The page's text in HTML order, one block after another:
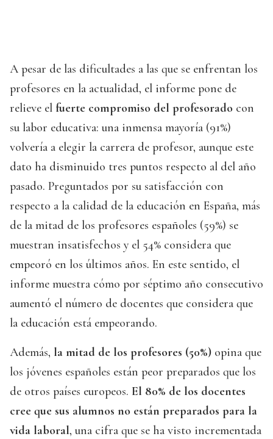
A pesar de las dificultades a las que se enfrentan los
profesores en la actualidad, el informe pone de
relieve el fuerte compromiso del profesorado con
su labor educativa: una inmensa mayoría (91%)
volvería a elegir la carrera de profesor, aunque este
dato ha disminuido tres puntos respecto al del año
pasado. Preguntados por su satisfacción con
respecto a la calidad de la educación en España, más
de la mitad de los profesores españoles (59%) se
muestran insatisfechos y el 54% considera que
empeoró en los últimos años. En este sentido, el
informe muestra cómo por séptimo año consecutivo
aumentó el número de docentes que considera que
la educación está empeorando.
Además, la mitad de los profesores (50%) opina que
los jóvenes españoles están peor preparados que los
de otros países europeos. El 80% de los docentes
cree que sus alumnos no están preparados para la
vida laboral, una cifra que se ha visto incrementada